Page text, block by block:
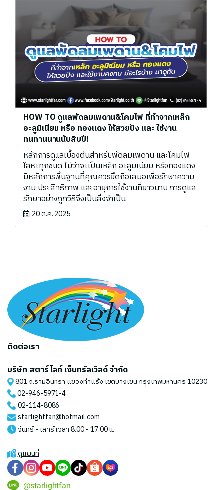
HOW TO ดูแลพัดลมเพดาน&โคมไฟ ที่ทำจากเหล็ก
อะลูมิเนียม หรือ ทองแดง ให้สวยปัง และ ใช้งาน
ทนทานนานนับสิบปี!
หลักการดูแลเบื้องต้นสำหรับพัดลมเพดาน และโคมไฟ
โลหะทุกชนิด ไม่ว่าจะเป็นเหล็ก อะลูมิเนียม หรือทองแดง
มีหลักการพื้นฐานที่คุณควรยึดถือเสมอเพื่อรักษาความ
งาม ประสิทธิภาพ และอายุการใช้งานที่ยาวนาน การดูแล
รักษาอย่างถูกวิธีจึงเป็นสิ่งจำเป็น
20 ต.ค. 2025
ติดต่อเรา
บริษัท สตาร์ไลท์ เซ็นทรัลเวิลด์ จำกัด
801 ถ.รามอินทรา แขวงท่าแร้ง เขตบางเขน กรุงเทพมหานคร 10230
02-946-5971-4
02-114-8086
starlightfan@hotmail.com
จันทร์ - เสาร์ เวลา 8.00 - 17.00 น.
ดูแผนที่
@starlightfan